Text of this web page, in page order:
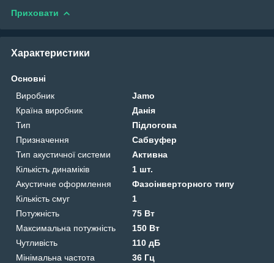
Приховати
Характеристики
Основні
Виробник
Jamo
Країна виробник
Данія
Тип
Підлогова
Призначення
Сабвуфер
Тип акустичної системи
Активна
Кількість динаміків
1 шт.
Акустичне оформлення
Фазоінверторного типу
Кількість смуг
1
Потужність
75 Вт
Максимальна потужність
150 Вт
Чутливість
110 дБ
Мінімальна частота
36 Гц